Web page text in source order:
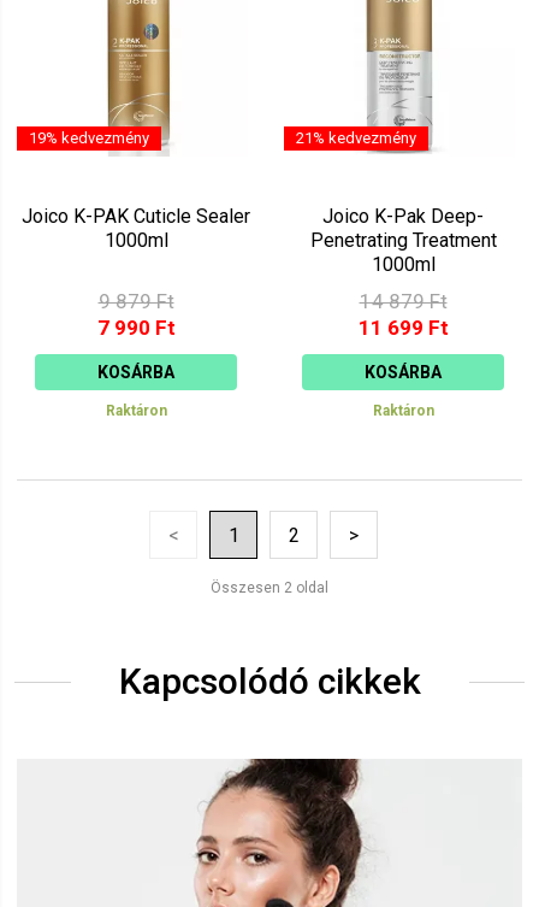
19% kedvezmény
Joico K-PAK Cuticle Sealer
1000ml
9 879 Ft
7 990 Ft
KOSÁRBA
Raktáron
21% kedvezmény
Joico K-Pak Deep-
Penetrating Treatment
1000ml
14 879 Ft
11 699 Ft
KOSÁRBA
Raktáron
< 1 2 >
Összesen 2 oldal
Kapcsolódó cikkek